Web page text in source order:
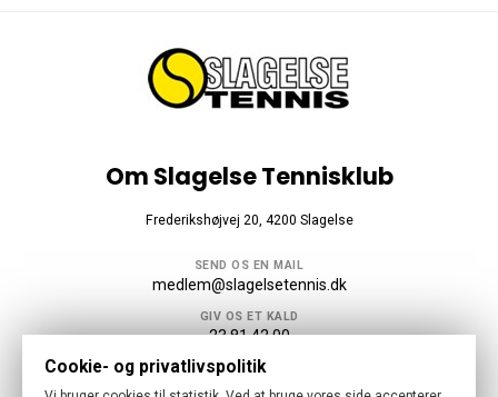
Om Slagelse Tennisklub
Frederikshøjvej 20, 4200 Slagelse
SEND OS EN MAIL
medlem@slagelsetennis.dk
GIV OS ET KALD
23 81 42 00
Cookie- og privatlivspolitik